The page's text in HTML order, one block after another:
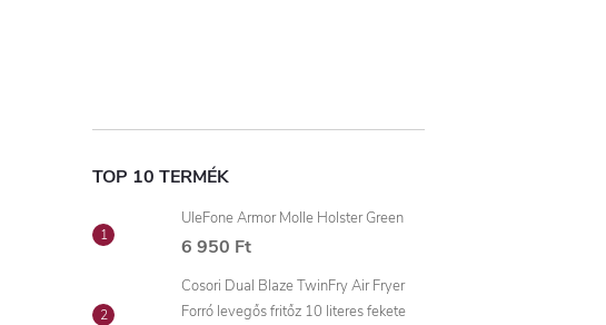
TOP 10 TERMÉK
UleFone Armor Molle Holster Green
6 950 Ft
Cosori Dual Blaze TwinFry Air Fryer
Forró levegős fritőz 10 literes fekete